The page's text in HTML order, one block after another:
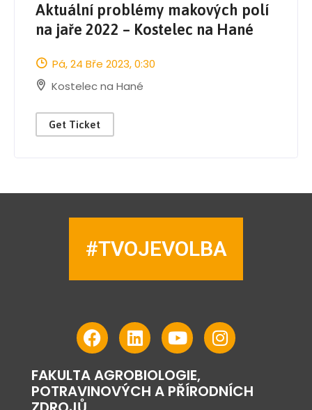
Aktuální problémy makových polí
na jaře 2022 – Kostelec na Hané
Pá, 24 Bře 2023, 0:30
Kostelec na Hané
Get Ticket
#TVOJEVOLBA
FAKULTA AGROBIOLOGIE,
POTRAVINOVÝCH A PŘÍRODNÍCH